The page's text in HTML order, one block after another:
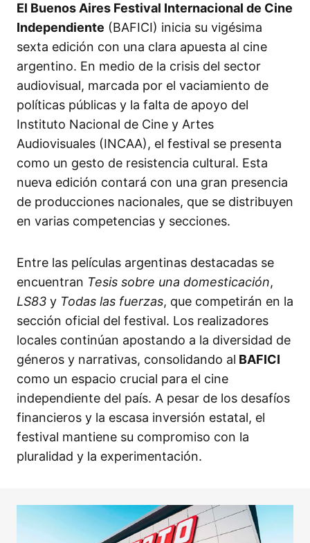
El Buenos Aires Festival Internacional de Cine
Independiente (BAFICI) inicia su vigésima
sexta edición con una clara apuesta al cine
argentino. En medio de la crisis del sector
audiovisual, marcada por el vaciamiento de
políticas públicas y la falta de apoyo del
Instituto Nacional de Cine y Artes
Audiovisuales (INCAA), el festival se presenta
como un gesto de resistencia cultural. Esta
nueva edición contará con una gran presencia
de producciones nacionales, que se distribuyen
en varias competencias y secciones.
Entre las películas argentinas destacadas se
encuentran Tesis sobre una domesticación,
LS83 y Todas las fuerzas, que competirán en la
sección oficial del festival. Los realizadores
locales continúan apostando a la diversidad de
géneros y narrativas, consolidando al BAFICI
como un espacio crucial para el cine
independiente del país. A pesar de los desafíos
financieros y la escasa inversión estatal, el
festival mantiene su compromiso con la
pluralidad y la experimentación.